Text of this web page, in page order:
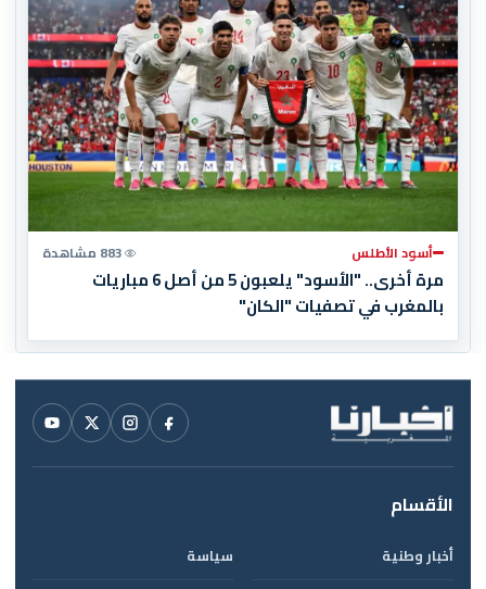
أسود الأطلس 883 مشاهدة
مرة أخرى.. "الأسود" يلعبون 5 من أصل 6 مباريات
بالمغرب في تصفيات "الكان"
الأقسام
أخبار وطنية
سياسة